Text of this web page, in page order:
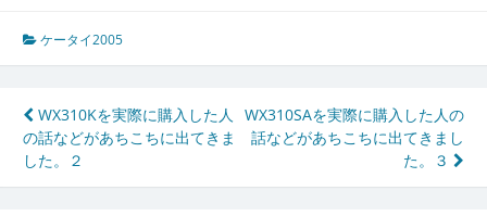
ケータイ2005
投
稿
ナ
WX310Kを実際に購入した人
の話などがあちこちに出てきま
した。２
WX310SAを実際に購入した人の
話などがあちこちに出てきまし
た。３